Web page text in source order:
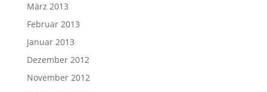
März 2013
Februar 2013
Januar 2013
Dezember 2012
November 2012